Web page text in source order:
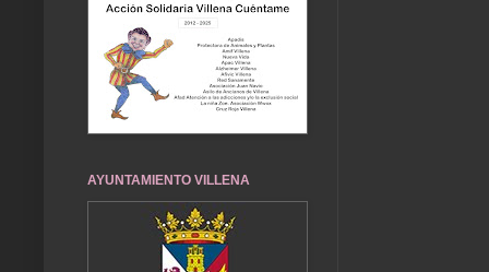
AYUNTAMIENTO VILLENA